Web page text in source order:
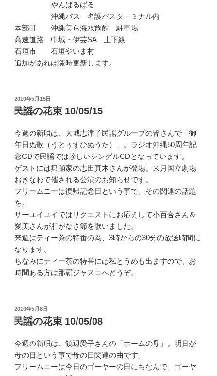
やんばるばる
沖縄バス 名護バスターミナル内
本部町 沖縄美ら海水族館 駐車場
高速道路 中城・伊芸SA 上下線
石垣市 石垣やいま村
追加があれば随時更新します。
投
稿
日:
2010年5月15日
民謡の花束 10/05/15
今週の新唄は、大城志津子民謡グループの皆さんで「御
年日ぬ歌（うとぅすびぬうた）」。ラジオ沖縄50周年記
念CDで民謡では珍しいシングルCDとなっています。
ゲストには舞踊家の志田真木さんが登場。来月国立劇場
おきなわで催される公演のお知らせです。
フリームニーは復帰記念日という事で、その関連の話題
を。
サーユイユイではリクエストにお応えして小百合さん＆
愛美さんが肝がなさ節を歌いました。
来週はティー茶の特番の為、3時からの30分の放送時間に
なります。
ちなみにティー茶の特番には私とうめも出ますので、お
時間ある方は那覇ジャスコへどうぞ。
投
稿
日:
2010年5月8日
民謡の花束 10/05/08
今週の新唄は、饒辺愛子さんの「ホームの母」。明日が
母の日という事で母の日関連の曲です。
フリームニーは今日のゴーヤーの日にちなんで、ゴーヤ